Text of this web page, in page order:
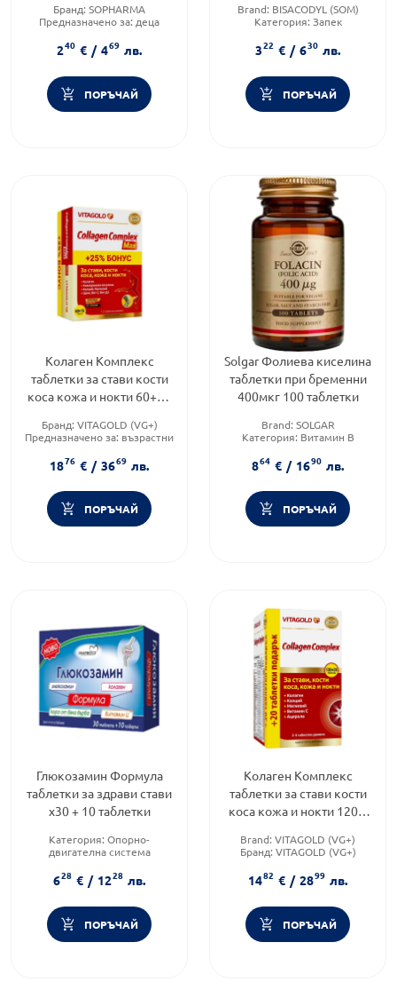
Бранд: SOPHARMA
Предназначено за: деца
240 € / 469 лв.
ПОРЪЧАЙ
Brand: BISACODYL (SOM)
Категория: Запек
Приложение:ректално
322 € / 630 лв.
ПОРЪЧАЙ
Колаген Комплекс
таблетки за стави кости
коса кожа и нокти 60+15
Бранд: VITAGOLD (VG+)
Предназначено за: възрастни
1876 € / 3669 лв.
ПОРЪЧАЙ
Solgar Фoлиeвa киceлинa
таблетки при бременни
400мкг 100 таблетки
Brand: SOLGAR
Категория: Витамин B
864 € / 1690 лв.
ПОРЪЧАЙ
Глюкозамин Формула
таблетки за здрави стави
х30 + 10 таблетки
Категория: Опорно-
двигателна система
Форма на продукта: таблетки
628 € / 1228 лв.
ПОРЪЧАЙ
Колаген Комплекс
таблетки за стави кости
коса кожа и нокти 120 +
Brand: VITAGOLD (VG+)
Бранд: VITAGOLD (VG+)
1482 € / 2899 лв.
ПОРЪЧАЙ